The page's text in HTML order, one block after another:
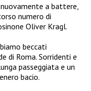
a battere,
numero di
Oliver Kragl.
beccati
di Roma. Sorridenti e
passeggiata e un
bacio.